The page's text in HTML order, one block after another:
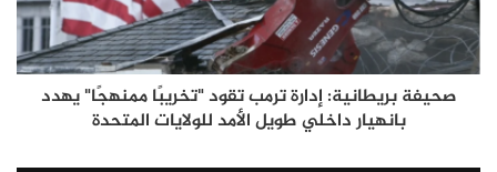
صحيفة بريطانية: إدارة ترمب تقود "تخريبًا ممنهجًا" يهدد
بانهيار داخلي طويل الأمد للولايات المتحدة